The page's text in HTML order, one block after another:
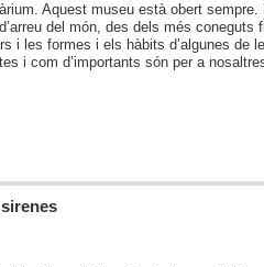
Aquest museu està obert
del món, des dels més
i les formes i els hàbits d’algunes de
i com d’importants són per a